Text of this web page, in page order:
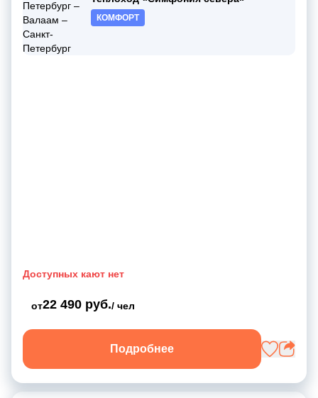
КОМФОРТ
Доступных кают нет
от22 490 руб./ чел
Подробнее